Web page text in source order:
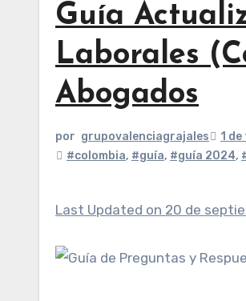
Guía
Laborales
Abogados
por grupovalenciagrajales
1
#colombia, #guía, #guía 2024,
Last Updated on 20 de